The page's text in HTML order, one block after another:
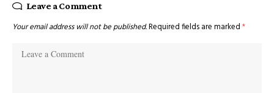
Leave a Comment
Your email address will not be published.Required fields are marked *